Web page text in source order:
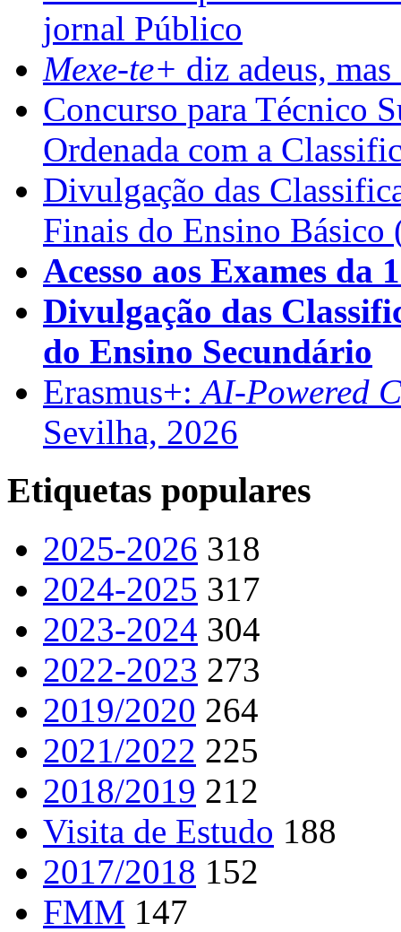
jornal Público
Mexe-te+ diz adeus,
Concurso para Técnico
Ordenada com a
Divulgação das
Finais do Ensino Básico
Acesso aos Exames da
Divulgação das
do Ensino Secundário
Erasmus+:AI-Powered
Sevilha, 2026
Etiquetas populares
2025-2026 318
2024-2025 317
2023-2024 304
2022-2023 273
2019/2020 264
2021/2022 225
2018/2019 212
Visita de Estudo 188
2017/2018 152
FMM 147